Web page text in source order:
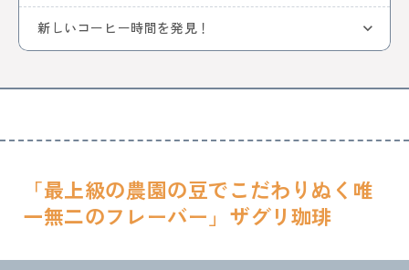
新しいコーヒー時間を発見！
「最上級の農園の豆でこだわりぬく唯
一無二のフレーバー 」 ザグリ珈琲